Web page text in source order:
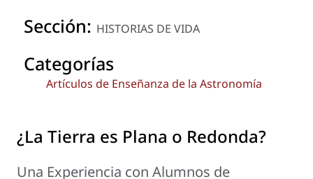
Sección: HISTORIAS DE VIDA
Categorías
Artículos de Enseñanza de la Astronomía
¿La Tierra es Plana o Redonda?
Una Experiencia con Alumnos de